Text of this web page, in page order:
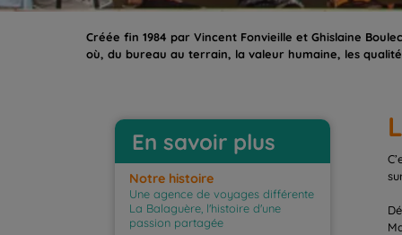
Créée fin 1984 par Vincent Fonvieille et Ghislaine
où, du bureau au terrain, la valeur humaine, les
En savoir plus
Notre histoire
Une agence de voyages différente
La Balaguère, l'histoire d'une
passion partagée